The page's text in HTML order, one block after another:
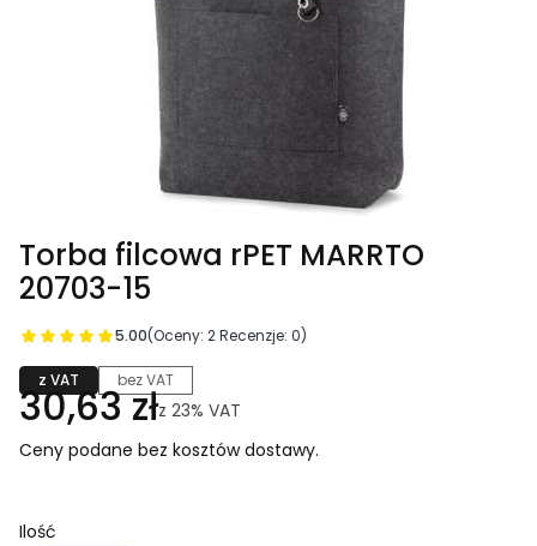
Torba filcowa rPET MARRTO
20703-15
5.00(Oceny: 2 Recenzje: 0)
z VAT bez VAT
30,63 złz 23% VAT
Ceny podane bez kosztów dostawy.
Ilość